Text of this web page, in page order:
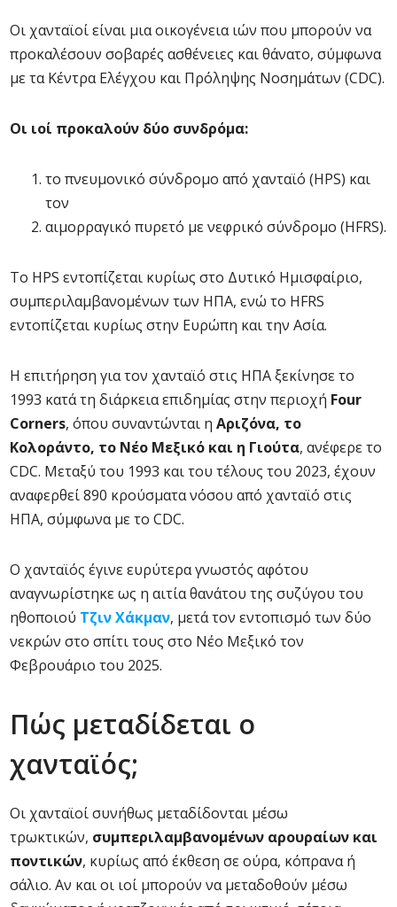
Οι χανταϊοί είναι μια οικογένεια ιών που μπορούν να
προκαλέσουν σοβαρές ασθένειες και θάνατο, σύμφωνα
με τα Κέντρα Ελέγχου και Πρόληψης Νοσημάτων (CDC).
Οι ιοί προκαλούν δύο συνδρόμα:
το πνευμονικό σύνδρομο από χανταϊό (HPS) και
τον
αιμορραγικό πυρετό με νεφρικό σύνδρομο (HFRS).
Το HPS εντοπίζεται κυρίως στο Δυτικό Ημισφαίριο,
συμπεριλαμβανομένων των ΗΠΑ, ενώ το HFRS
εντοπίζεται κυρίως στην Ευρώπη και την Ασία.
Η επιτήρηση για τον χανταϊό στις ΗΠΑ ξεκίνησε το
1993 κατά τη διάρκεια επιδημίας στην περιοχή Four
Corners, όπου συναντώνται η Αριζόνα, το
Κολοράντο, το Νέο Μεξικό και η Γιούτα, ανέφερε το
CDC. Μεταξύ του 1993 και του τέλους του 2023, έχουν
αναφερθεί 890 κρούσματα νόσου από χανταϊό στις
ΗΠΑ, σύμφωνα με το CDC.
Ο χανταϊός έγινε ευρύτερα γνωστός αφότου
αναγνωρίστηκε ως η αιτία θανάτου της συζύγου του
ηθοποιού Τζιν Χάκμαν, μετά τον εντοπισμό των δύο
νεκρών στο σπίτι τους στο Νέο Μεξικό τον
Φεβρουάριο του 2025.
Πώς μεταδίδεται ο
χανταϊός;
Οι χανταϊοί συνήθως μεταδίδονται μέσω
τρωκτικών, συμπεριλαμβανομένων αρουραίων και
ποντικών, κυρίως από έκθεση σε ούρα, κόπρανα ή
σάλιο. Αν και οι ιοί μπορούν να μεταδοθούν μέσω